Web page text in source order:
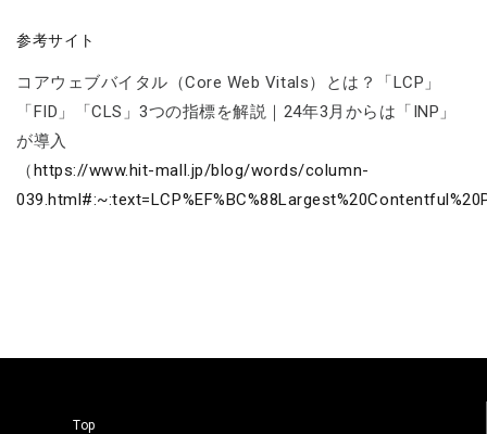
参考サイト
コアウェブバイタル（Core Web Vitals）とは？「LCP」
「FID」「CLS」3つの指標を解説｜24年3月からは「INP」
が導入
（https://www.hit-mall.jp/blog/words/column-
Top